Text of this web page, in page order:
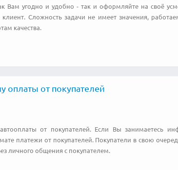
Вам угодно и удобно - так и оформляйте на своё
Сложность задачи не имеет значения,
качества.
оплаты от покупателей
от покупателей. Если Вы занимаетесь
платежи от покупателей. Покупатели в свою
личного общения с покупателем.